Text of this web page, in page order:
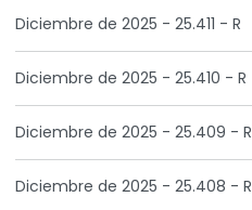
Diciembre de 2025 - 25.411 - R
Diciembre de 2025 - 25.410 - R
Diciembre de 2025 - 25.409 - R
Diciembre de 2025 - 25.408 - R